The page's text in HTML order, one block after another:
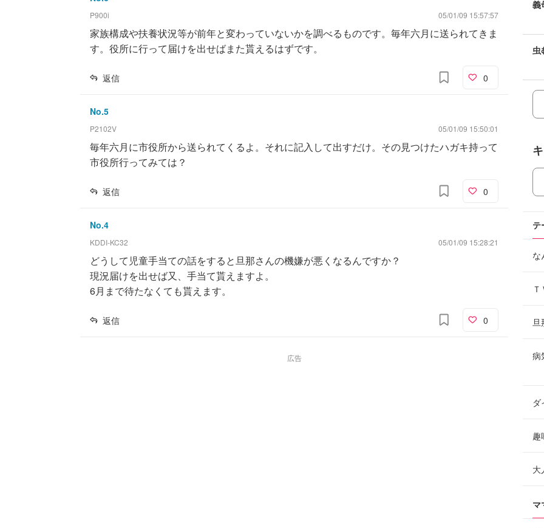
P900i 05/01/09 15:57:57
家族構成や扶養状況等が前年と変わっていないかを調べるものです。毎年六月に送られてきま
す。役所に行って届けを出せばまた貰えるはずです。
返信 0
No.5
P2102V 05/01/09 15:50:01
毎年六月に市役所から送られてくるよ。それに記入して出すだけ。その見つけたハガキ持って
市役所行ってみては？
返信 0
No.4
KDDI-KC32 05/01/09 15:28:21
どうして児童手当ての話をすると旦那さんの機嫌が悪くなるんですか？
現況届けを出せば又、手当て貰えますよ。
6月まで待たなくても貰えます。
返信 0
広告
義
虫
テ
な
旦
病
ダ
趣
大
マ